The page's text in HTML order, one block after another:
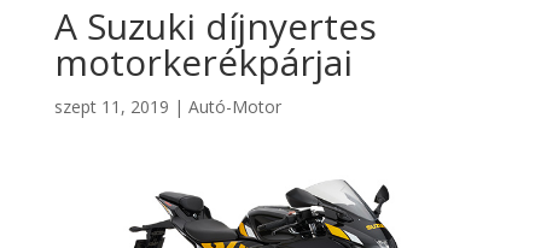
A Suzuki díjnyertes
motorkerékpárjai
szept 11, 2019 | Autó-Motor